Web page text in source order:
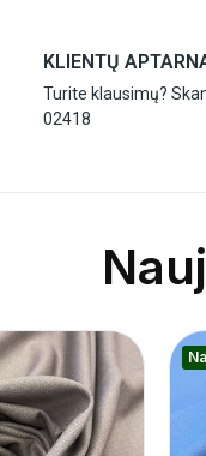
KLIENTŲ
Turite klausimų?
02418